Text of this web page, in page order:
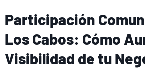
Participación
Los Cabos: Cómo
Visibilidad de tu